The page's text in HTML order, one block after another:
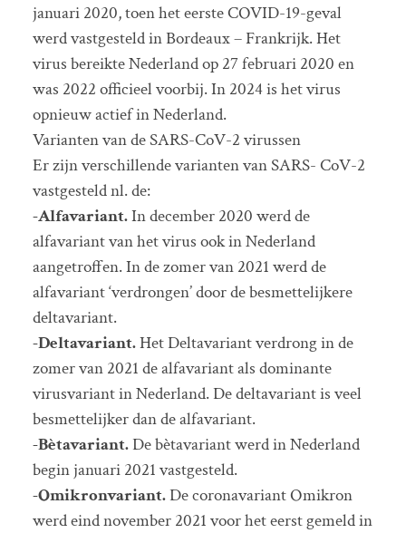
januari 2020, toen het eerste COVID-19-geval
werd vastgesteld in Bordeaux – Frankrijk. Het
virus bereikte Nederland op 27 februari 2020 en
was 2022 officieel voorbij. In 2024 is het virus
opnieuw actief in Nederland.
Varianten van de SARS-CoV-2 virussen
Er zijn verschillende varianten van SARS- CoV-2
vastgesteld nl. de:
-Alfavariant.In december 2020 werd de
alfavariant van het virus ook in Nederland
aangetroffen. In de zomer van 2021 werd de
alfavariant ‘verdrongen’ door de besmettelijkere
deltavariant.
-Deltavariant.Het Deltavariant verdrong in de
zomer van 2021 de alfavariant als dominante
virusvariant in Nederland. De deltavariant is veel
besmettelijker dan de alfavariant.
-Bètavariant.De bètavariant werd in Nederland
begin januari 2021 vastgesteld.
-Omikronvariant.De coronavariant Omikron
werd eind november 2021 voor het eerst gemeld in